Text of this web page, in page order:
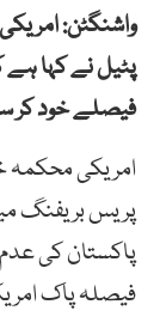
واشنگٹن:
پٹیل نے کہا
فیصلے خود کر
امریکی محکمہ
پریس بریفنگ
پاکستان کی
فیصلہ پاک